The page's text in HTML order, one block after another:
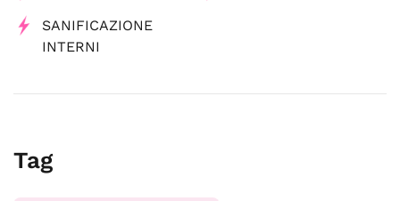
SANIFICAZIONE
INTERNI
Tag